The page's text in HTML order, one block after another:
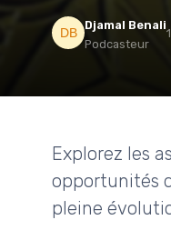
Djamal Benali
Podcasteur
Explorez les
opportunités
pleine